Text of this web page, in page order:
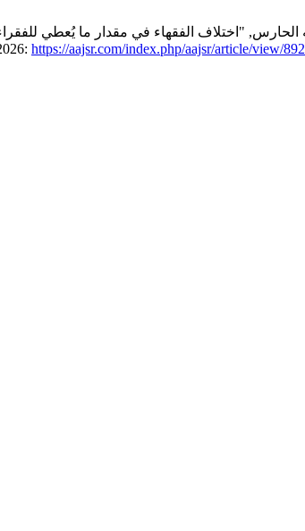
2026, تاريخ الوصول: 9 أغسطس، 2026. [مباشر على الإنترنت]. موجود في: https://aajsr.com/index.php/aajsr/article/view/892